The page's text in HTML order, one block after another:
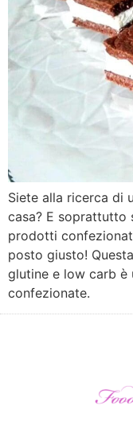
Siete alla ricerca di
casa? E soprattutto
prodotti
posto giusto!
glutine e low carb è
confezionate.